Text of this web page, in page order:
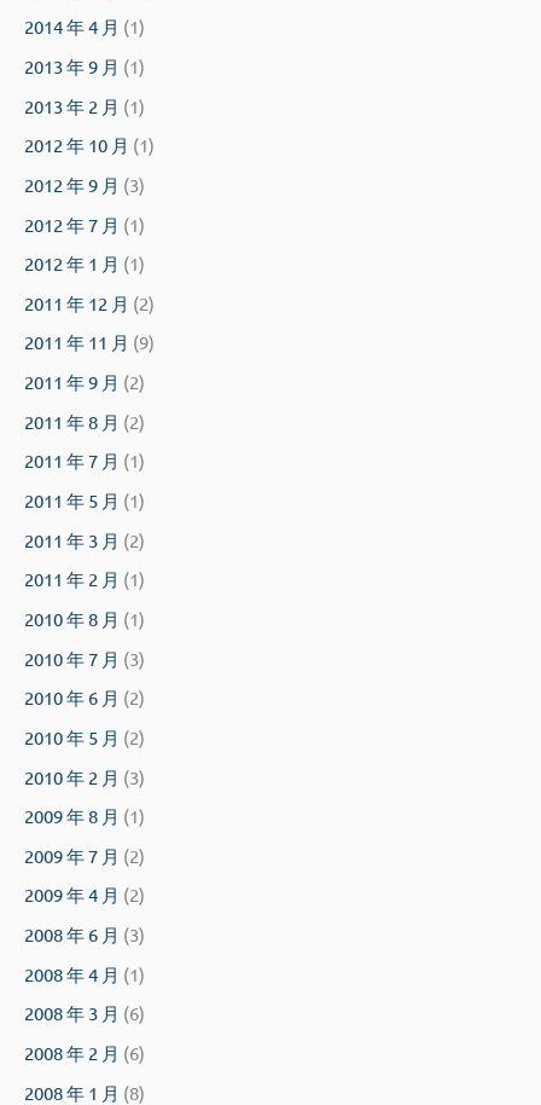
2014 年 4 月 (1)
2013 年 9 月 (1)
2013 年 2 月 (1)
2012 年 10 月 (1)
2012 年 9 月 (3)
2012 年 7 月 (1)
2012 年 1 月 (1)
2011 年 12 月 (2)
2011 年 11 月 (9)
2011 年 9 月 (2)
2011 年 8 月 (2)
2011 年 7 月 (1)
2011 年 5 月 (1)
2011 年 3 月 (2)
2011 年 2 月 (1)
2010 年 8 月 (1)
2010 年 7 月 (3)
2010 年 6 月 (2)
2010 年 5 月 (2)
2010 年 2 月 (3)
2009 年 8 月 (1)
2009 年 7 月 (2)
2009 年 4 月 (2)
2008 年 6 月 (3)
2008 年 4 月 (1)
2008 年 3 月 (6)
2008 年 2 月 (6)
2008 年 1 月 (8)